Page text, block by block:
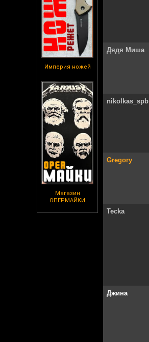
Империя ножей
Магазин
ОПЕРМАЙКИ
Дядя Миша
nikolkas_spb
Gregory
Tecka
Джина